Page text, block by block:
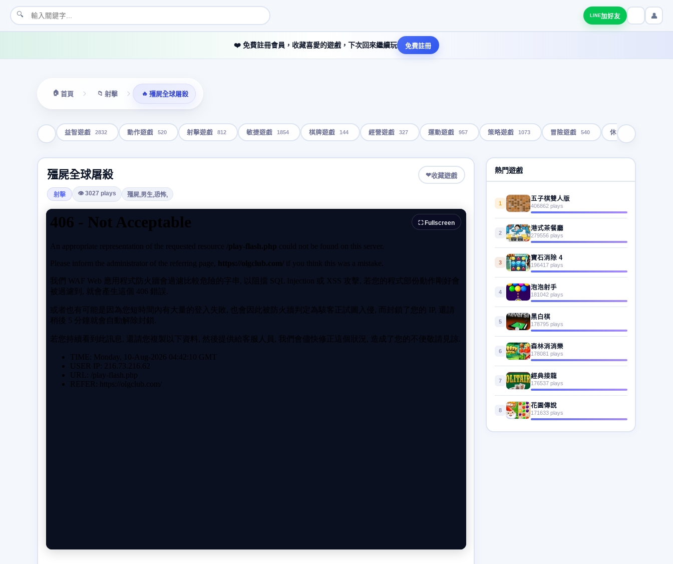
🔍 LINE加好友 👤
❤️ 免費註冊會員，收藏喜愛的遊戲，下次回來繼續玩 免費註冊
🏠 首頁 📁 射擊 🔥 殭屍全球屠殺
益智遊戲 2832 動作遊戲 520 射擊遊戲 812 敏捷遊戲 1854 棋牌遊戲 144 經營遊戲 327 運動遊戲 957 策略遊戲 1073 冒險遊戲 540 休閒遊戲
殭屍全球屠殺 ❤收藏遊戲
射擊 👁 3027 plays 殭屍,男生,恐怖,
⛶ Fullscreen
熱門遊戲
1
五子棋雙人版
406862 plays
2
港式茶餐廳
279556 plays
3
寶石消除 4
196417 plays
4
泡泡射手
181042 plays
5
黑白棋
178795 plays
6
森林消消樂
178081 plays
7
經典接龍
176537 plays
8
花園傳說
171633 plays